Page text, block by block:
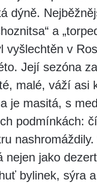
dýně.
a
vyšlechtěn v
Její sezóna
malé, váží asi
je masitá, s
podmínkách:
nejen jako
bylinek, sýra